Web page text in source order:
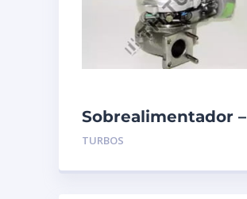
Sobrealimentador –
TURBO’S HOET –
TURBOS